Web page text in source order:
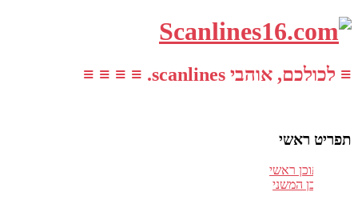
≡ לכולכם, אוהבי scanlines. ≡ ≡ ≡ ≡
תפריט ראשי
עבור לתוכן ראשי
דלג לתוכן המשני